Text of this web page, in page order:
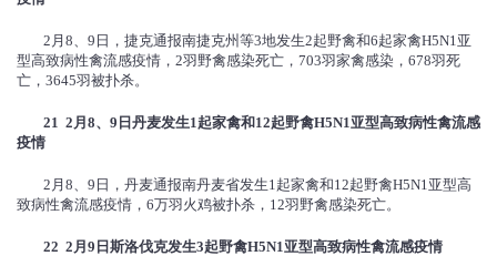
2月8、9日，捷克通报南捷克州等3地发生2起野禽和6起家禽H5N1亚
型高致病性禽流感疫情，2羽野禽感染死亡，703羽家禽感染，678羽死
亡，3645羽被扑杀。
21 2 月 8、 9 日丹麦发生1起家禽和12起野禽H5N1亚型高致病性禽流感
疫情
2月8、9日，丹麦通报南丹麦省发生1起家禽和12起野禽H5N1亚型高
致病性禽流感疫情，6万羽火鸡被扑杀，12羽野禽感染死亡。
22 2 月 9 日斯洛伐克发生3起野禽H5N1亚型高致病性禽流感疫情